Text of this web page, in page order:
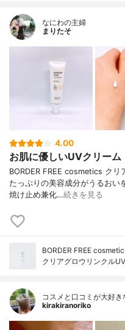
なにわの主婦
まりたそ
4.00
お肌に優しいUVクリーム
BORDER FREE cosmetics ク
たっぷりの美容成分がうるおい
焼け止め兼化…続きを見る
BORDER FREE
クリアグロウリンクルUV
コスメと口コミが大好き
kirakiranoriko